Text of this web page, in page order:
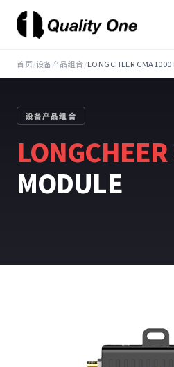
首页/设备产品组合/LONGCHEER
设备产品组合
LONGCHEER
MODULE